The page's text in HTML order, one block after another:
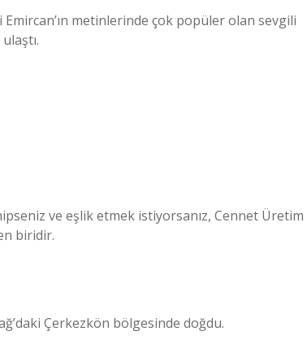
Emircan’ın metinlerinde çok popüler olan sevgili
ve eşlik etmek istiyorsanız, Cennet Üretim
biridir.
Çerkezkön bölgesinde doğdu.